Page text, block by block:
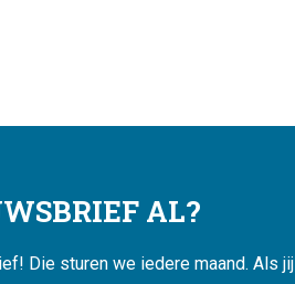
AL?
Die sturen we iedere maand. Als jij